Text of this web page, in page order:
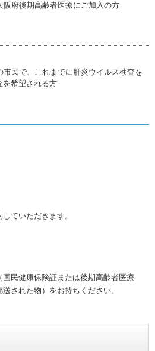
阪府後期高齢者医療にご加入の方
民で、これまでに肝炎ウイルス検査を
を希望される方
ていただきます。
民健康保険証または後期高齢者医療
された物）をお持ちください。